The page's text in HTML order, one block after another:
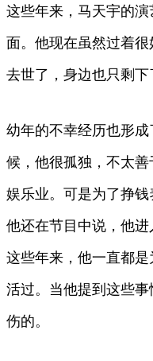
这些年来，马天宇的
面。他现在虽然过着
去世了，身边也只剩下
幼年的不幸经历也形
候，他很孤独，不太
娱乐业。可是为了挣
他还在节目中说，他进
这些年来，他一直都
活过。当他提到这些
伤的。